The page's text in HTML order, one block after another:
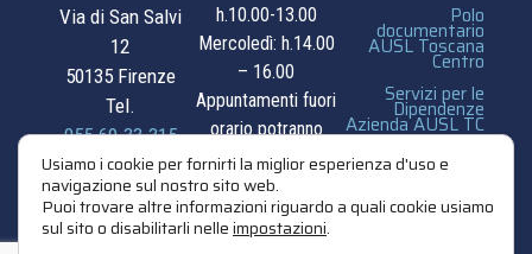
Via di San Salvi
12
50135 Firenze
Tel.
055.69.33.315
contatti
h.10.00-13.00
Mercoledì: h.14.00
– 16.00
Appuntamenti fuori
orario potranno
essere
concordati su
appuntamento.
Polo
documentario
AUSL Toscana
Centro
Servizi per le
Dipendenze
Azienda AUSL TC
privacy e cookie
Usiamo i cookie per fornirti la miglior esperienza d'uso e
navigazione sul nostro sito web.
Puoi trovare altre informazioni riguardo a quali cookie usiamo
sul sito o disabilitarli nelleimpostazioni.